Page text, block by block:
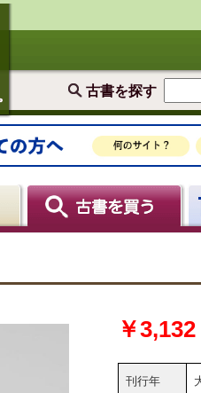
古書を探す
￥3,132
刊行年